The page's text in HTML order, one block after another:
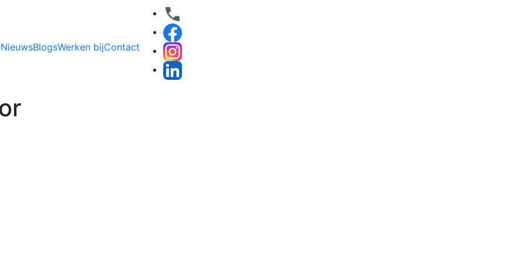
NieuwsBlogsWerken bijContact